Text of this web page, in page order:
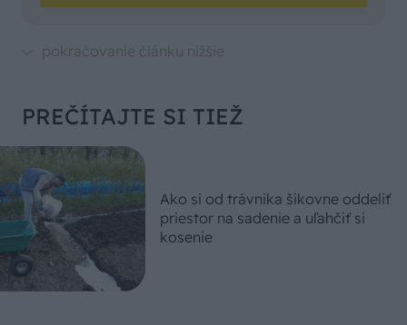
PREČÍTAJTE SI TIEŽ
Ako si od trávnika šikovne oddeliť
priestor na sadenie a uľahčiť si
kosenie